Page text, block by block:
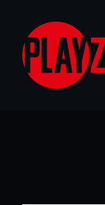
hlavnímu
obsahu